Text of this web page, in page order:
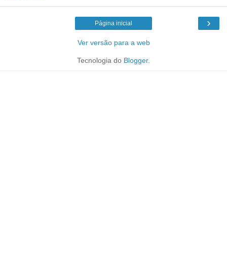
›
Página inicial
Ver versão para a web
Tecnologia do Blogger.